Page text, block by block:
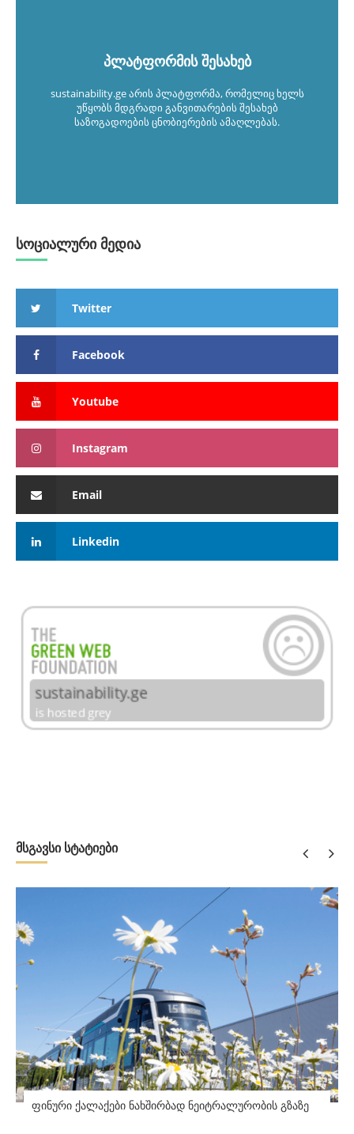
პლატფორმის შესახებ
sustainability.ge არის პლატფორმა, რომელიც ხელს
უწყობს მდგრადი განვითარების შესახებ
საზოგადოების ცნობიერების ამაღლებას.
სოციალური მედია
Twitter
Facebook
Youtube
Instagram
Email
Linkedin
მსგავსი სტატიები
ფინური ქალაქები ნახშირბად ნეიტრალურობის გზაზე